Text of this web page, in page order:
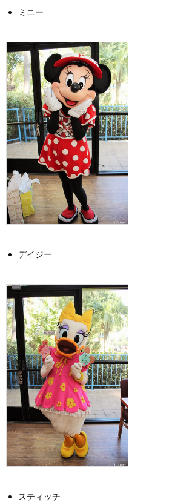
ミニー
デイジー
スティッチ